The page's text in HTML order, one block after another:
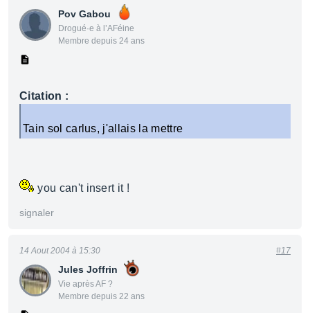
Pov Gabou
Drogué·e à l’AFéine
Membre depuis 24 ans
Citation :
Tain sol carlus, j'allais la mettre
you can't insert it !
signaler
Jules Joffrin
Vie après AF ?
Membre depuis 22 ans
14 Aout 2004 à 15:30 #17